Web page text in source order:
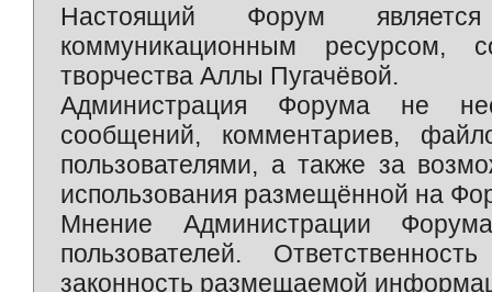
Настоящий Форум является
коммуникационным ресурсом,
творчества Аллы Пугачёвой.
Администрация Форума не
сообщений, комментариев,
пользователями, а также за
использования размещённой на
Мнение Администрации
пользователей.
законность размещаемой